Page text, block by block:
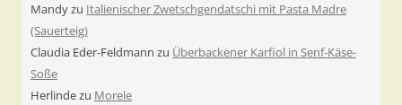
Mandyzu Italienischer Zwetschgendatschi mit Pasta Madre
(Sauerteig)
Claudia Eder-Feldmann zu Überbackener Karfiol in Senf-Käse-
Soße
Herlindezu Morele